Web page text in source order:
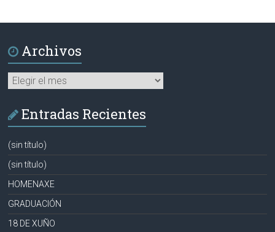
Archivos
Archivos
Entradas Recientes
(sin título)
(sin título)
HOMENAXE
GRADUACIÓN
18 DE XUÑO